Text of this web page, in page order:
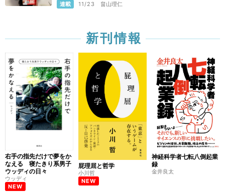
連載 11/23 畠山理仁
新刊情報
右手の指先だけで夢をか
なえる 寝たきり系男子
ウッディの日々
ウッディ
NEW
屁理屈と哲学
小川哲
NEW
神経科学者七転八倒起業
録
金井良太